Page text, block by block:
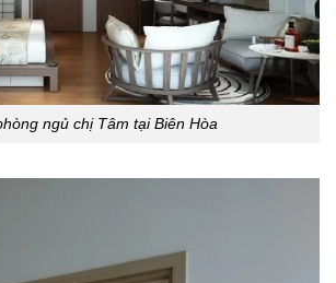
ngủ chị Tâm tại Biên Hòa